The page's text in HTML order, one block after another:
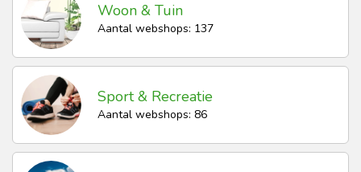
Woon & Tuin
Aantal webshops: 137
Sport & Recreatie
Aantal webshops: 86